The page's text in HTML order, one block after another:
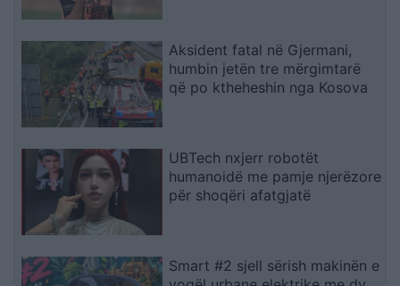
Aksident fatal në Gjermani,
humbin jetën tre mërgimtarë
që po ktheheshin nga Kosova
UBTech nxjerr robotët
humanoidë me pamje njerëzore
për shoqëri afatgjatë
Smart #2 sjell sërish makinën e